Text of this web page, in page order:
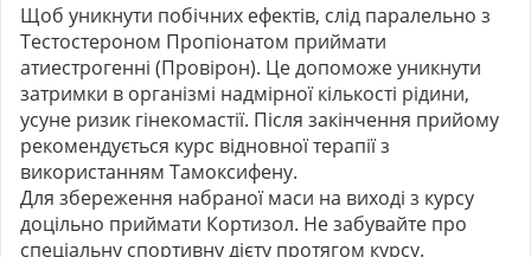
Щоб уникнути побічних ефектів, слід паралельно з
Тестостероном Пропіонатом приймати
атиестрогенні (Провірон). Це допоможе уникнути
затримки в організмі надмірної кількості рідини,
усуне ризик гінекомастії. Після закінчення прийому
рекомендується курс відновної терапії з
використанням Тамоксифену.
Для збереження набраної маси на виході з курсу
доцільно приймати Кортизол. Не забувайте про
спеціальну спортивну дієту протягом курсу.